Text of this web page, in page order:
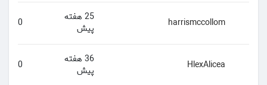
harrismccollom
25 هفته
پیش
0
HlexAlicea
36 هفته
پیش
0